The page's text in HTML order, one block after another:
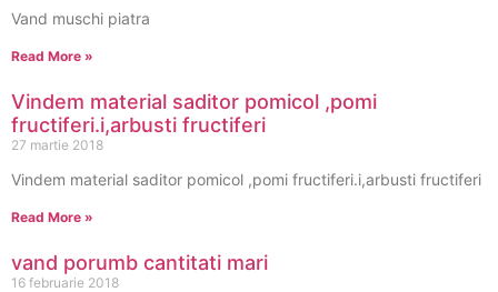
Vand muschi piatra
Read More »
Vindem material saditor pomicol ,pomi
fructiferi.i,arbusti fructiferi
27 martie 2018
Vindem material saditor pomicol ,pomi fructiferi.i,arbusti fructiferi
Read More »
vand porumb cantitati mari
16 februarie 2018